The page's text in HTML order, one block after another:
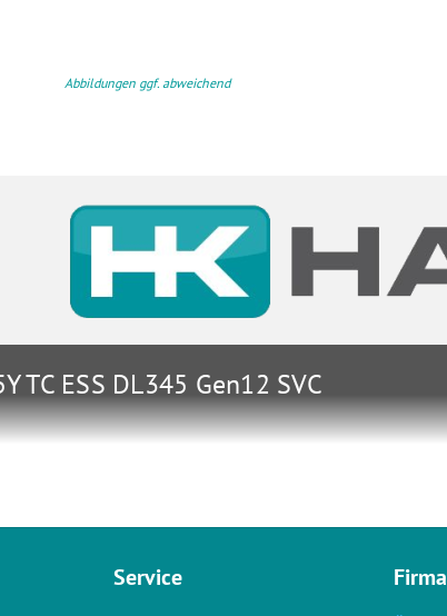
Abbildungen ggf. abweichend
TC ESS DL345 Gen12 SVC
Service Firma